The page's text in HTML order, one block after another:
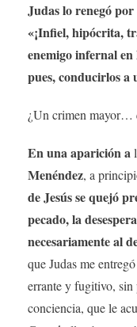
Judas lo renegó
«¡Infiel, hipócrita,
enemigo infernal
pues, conducirlos a
¿Un crimen mayor…
En una aparición a
Menéndez, a
de Jesús se quejó
pecado, la
necesariamente al
que Judas me
errante y fugitivo, sin
conciencia, que le